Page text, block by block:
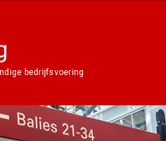
bedrijfsvoering